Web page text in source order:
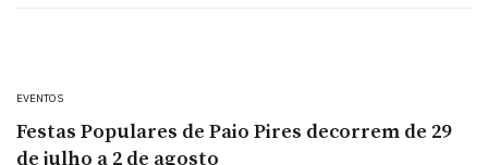
EVENTOS
Festas Populares de Paio Pires decorrem de 29
de julho a 2 de agosto